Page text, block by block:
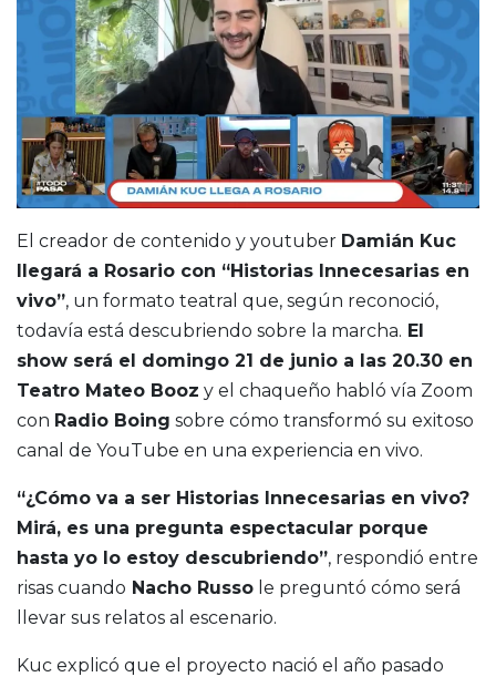
El creador de contenido y youtuber Damián Kuc
llegará a Rosario con “Historias Innecesarias en
vivo”, un formato teatral que, según reconoció,
todavía está descubriendo sobre la marcha. El
show será el domingo 21 de junio a las 20.30 en
Teatro Mateo Booz y el chaqueño habló vía Zoom
con Radio Boing sobre cómo transformó su exitoso
canal de YouTube en una experiencia en vivo.
“¿Cómo va a ser Historias Innecesarias en vivo?
Mirá, es una pregunta espectacular porque
hasta yo lo estoy descubriendo”, respondió entre
risas cuando Nacho Russo le preguntó cómo será
llevar sus relatos al escenario.
Kuc explicó que el proyecto nació el año pasado